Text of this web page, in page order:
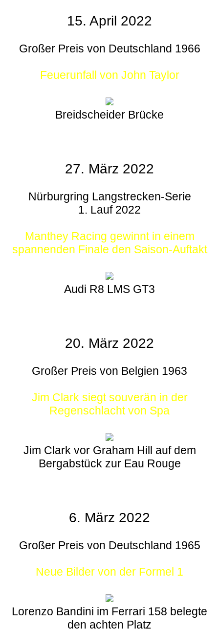
15. April 2022
Großer Preis von Deutschland 1966
Feuerunfall von John Taylor
Breidscheider Brücke
27. März 2022
Nürburgring Langstrecken-Serie
1. Lauf 2022
Manthey Racing gewinnt in einem
spannenden Finale den Saison-Auftakt
Audi R8 LMS GT3
20. März 2022
Großer Preis von Belgien 1963
Jim Clark siegt souverän in der
Regenschlacht von Spa
Jim Clark vor Graham Hill auf dem
Bergabstück zur Eau Rouge
6. März 2022
Großer Preis von Deutschland 1965
Neue Bilder von der Formel 1
Lorenzo Bandini im Ferrari 158 belegte
den achten Platz